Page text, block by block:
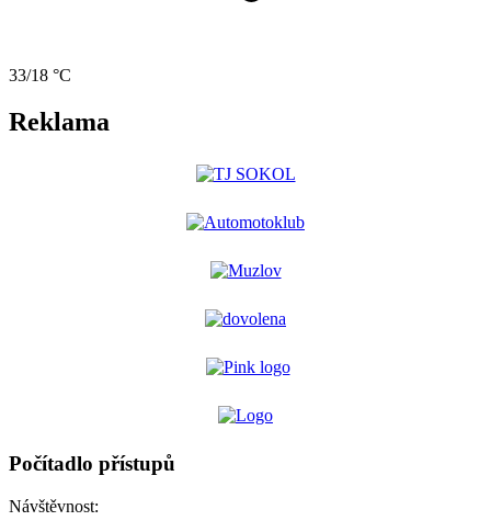
33/18 °C
Reklama
Počítadlo přístupů
Návštěvnost: